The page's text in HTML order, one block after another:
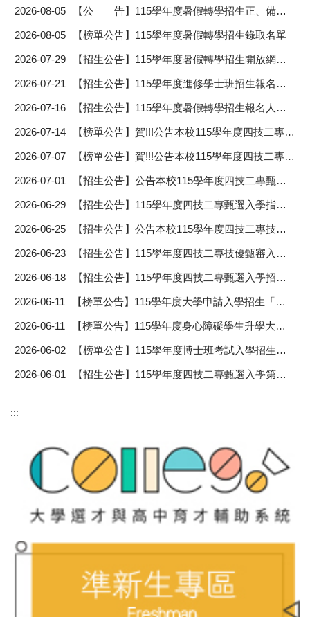
2026-08-05 【公 告】115學年度暑假轉學招生正、備取生報到及注意事項
2026-08-05 【榜單公告】115學年度暑假轉學招生錄取名單
2026-07-29 【招生公告】115學年度暑假轉學招生開放網路查詢成績及成績複查作業說明
2026-07-21 【招生公告】115學年度進修學士班招生報名人數一覽表
2026-07-16 【招生公告】115學年度暑假轉學招生報名人數及實際招生名額
2026-07-14 【榜單公告】賀!!!公告本校115學年度四技二專甄選入學招生「分發名單」
2026-07-07 【榜單公告】賀!!!公告本校115學年度四技二專技優甄審入學招生「分發名單」
2026-07-01 【招生公告】公告本校115學年度四技二專甄選入學正取生及備取生名單
2026-06-29 【招生公告】115學年度四技二專甄選入學指定項目甄選總成績
2026-06-25 【招生公告】公告本校115學年度四技二專技優甄審入學正取生及備取生名單
2026-06-23 【招生公告】115學年度四技二專技優甄審入學指定項目甄審總成績
2026-06-18 【招生公告】115學年度四技二專甄選入學招生符合第二階段指定項目甄試考生名單
2026-06-11 【榜單公告】115學年度大學申請入學招生「分發名單」
2026-06-11 【榜單公告】115學年度身心障礙學生升學大專校院甄試「錄取名單」
2026-06-02 【榜單公告】115學年度博士班考試入學招生錄取名單
2026-06-01 【招生公告】115學年度四技二專甄選入學第二階段報名注意事項
:::